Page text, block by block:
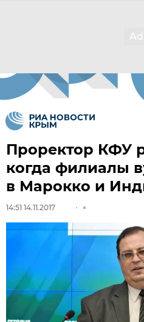
Проректор КФУ
когда филиалы
в Марокко и
14:51 14.11.2017